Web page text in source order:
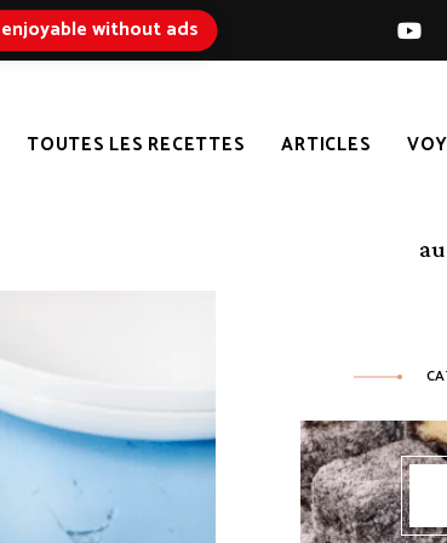
without ads
TOUTES LES RECETTES ARTICLES